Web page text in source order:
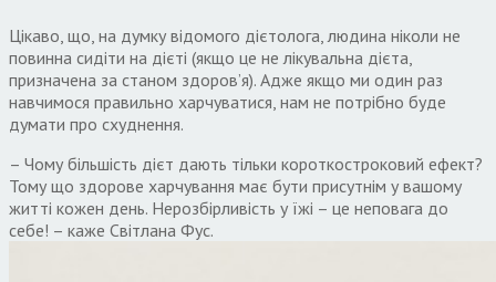
Цікаво, що, на думку відомого дієтолога, людина ніколи не
повинна сидіти на дієті (якщо це не лікувальна дієта,
призначена за станом здоров’я). Адже якщо ми один раз
навчимося правильно харчуватися, нам не потрібно буде
думати про схуднення.
– Чому більшість дієт дають тільки короткостроковий ефект?
Тому що здорове харчування має бути присутнім у вашому
житті кожен день. Нерозбірливість у їжі – це неповага до
себе! – каже Світлана Фус.